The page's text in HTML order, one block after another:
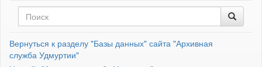
Вернуться к разделу "Базы данных" сайта "Архивная
служба Удмуртии"